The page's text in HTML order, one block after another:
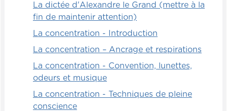
éviter quand on veut s'engager
cognitivement, parce qu'on a vu plein de
"trucs", ceux qui permettent d' apprendre,
comprendre efficacement.
Bien maintenant, je veux juste résumer ce
qu'il faut éviter de faire : les poisons de
l'engagement cognitif.
La dictée d'Alexandre le Grand (mettre à la
fin de maintenir attention)
La concentration - Introduction
La concentration – Ancrage et respirations
La concentration - Convention, lunettes,
odeurs et musique
La concentration - Techniques de pleine
conscience